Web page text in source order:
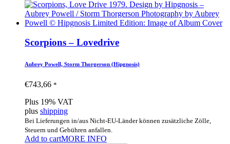
Scorpions – Lovedrive
Aubrey Powell, Storm Thorgerson (Hipgnosis)
€743,66 *
Plus 19% VAT
plus shipping
Bei Lieferungen in/aus Nicht-EU-Länder können zusätzliche Zölle,
Steuern und Gebühren anfallen.
Add to cartMORE INFO